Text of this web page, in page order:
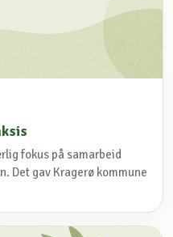
fokus på samarbeid
Det gav Kragerø kommune